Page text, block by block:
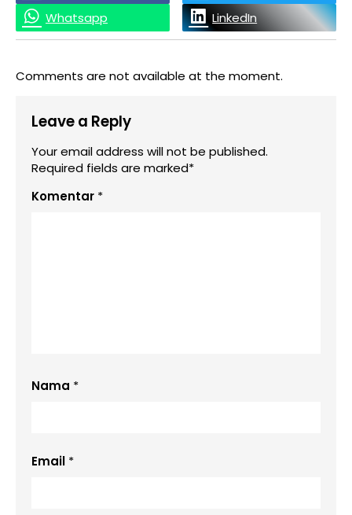
Whatsapp
LinkedIn
Comments are not available at the moment.
Leave a Reply
Your email address will not be published.
Required fields are marked*
Komentar *
Nama *
Email *